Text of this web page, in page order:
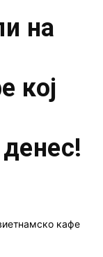
на
кој